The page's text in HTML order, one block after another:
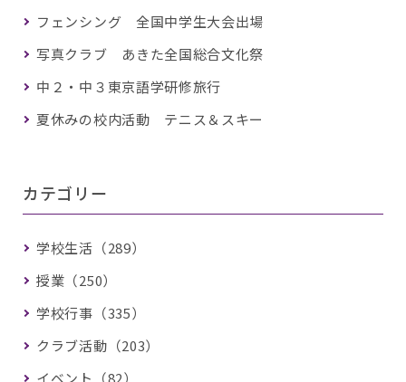
フェンシング 全国中学生大会出場
写真クラブ あきた全国総合文化祭
中２・中３東京語学研修旅行
夏休みの校内活動 テニス＆スキー
カテゴリー
学校生活（289）
授業（250）
学校行事（335）
クラブ活動（203）
イベント（82）